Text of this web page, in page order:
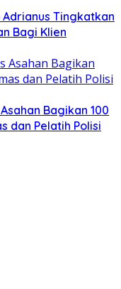
Tingkatkan
Bagi Klien
Bagikan 100
dan Pelatih Polisi